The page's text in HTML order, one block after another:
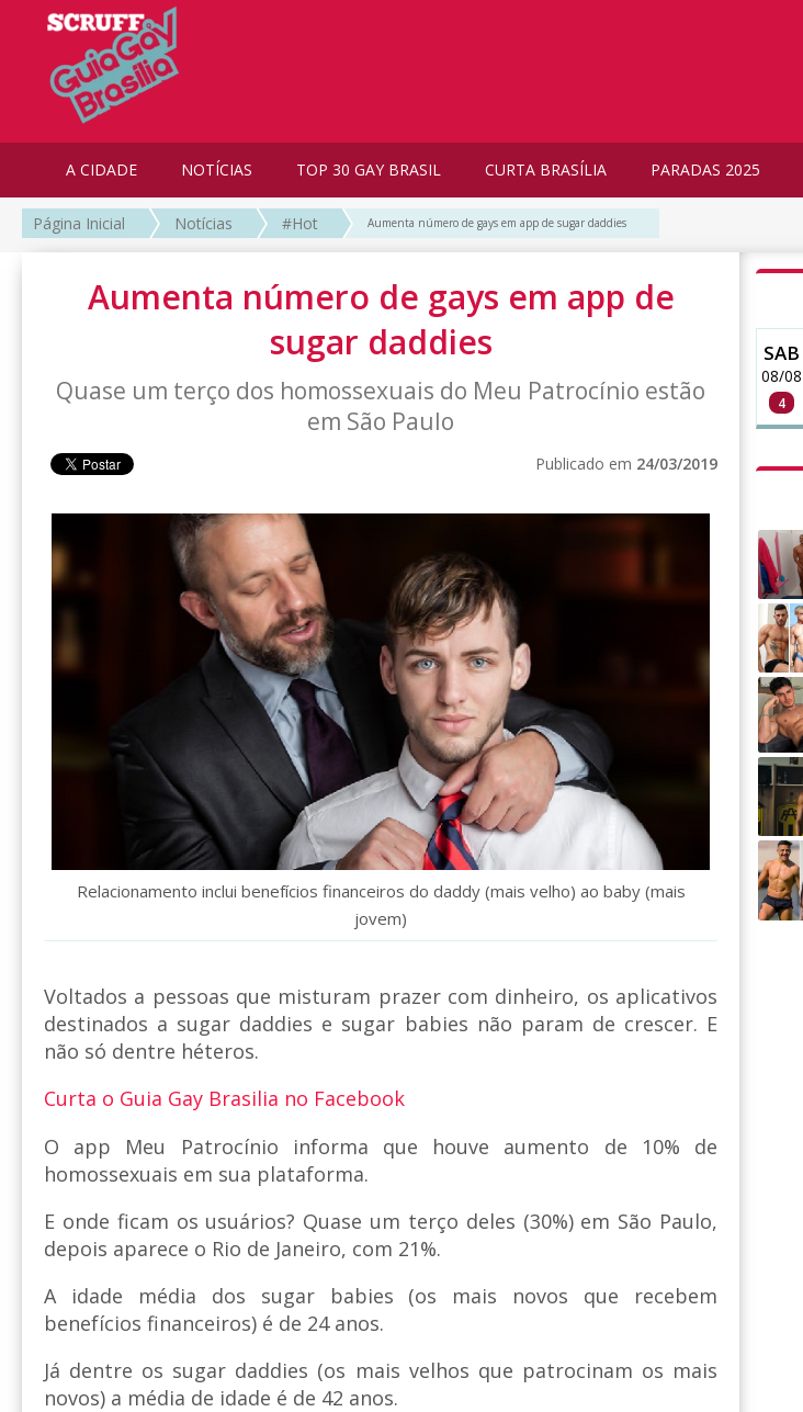
A CIDADE NOTÍCIAS TOP 30 GAY BRASIL CURTA BRASÍLIA PARADAS 2025
Página Inicial Notícias #Hot Aumenta número de gays em app de sugar daddies
Aumenta número de gays em app de
sugar daddies
Quase um terço dos homossexuais do Meu Patrocínio estão
em São Paulo
Publicado em 24/03/2019
Relacionamento inclui benefícios financeiros do daddy (mais velho) ao baby (mais
jovem)
Voltados a pessoas que misturam prazer com dinheiro, os aplicativos
destinados a sugar daddies e sugar babies não param de crescer. E
não só dentre héteros.
Curta o Guia Gay Brasilia no Facebook
O app Meu Patrocínio informa que houve aumento de 10% de
homossexuais em sua plataforma.
E onde ficam os usuários? Quase um terço deles (30%) em São Paulo,
depois aparece o Rio de Janeiro, com 21%.
A idade média dos sugar babies (os mais novos que recebem
benefícios financeiros) é de 24 anos.
Já dentre os sugar daddies (os mais velhos que patrocinam os mais
novos) a média de idade é de 42 anos.
SAB
08/08
4